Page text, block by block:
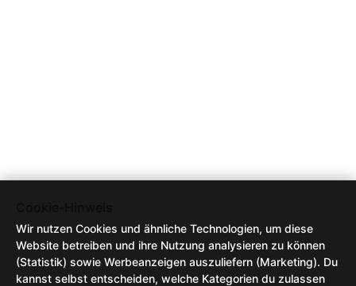
Wir nutzen Cookies und ähnliche Technologien, um diese
Website betreiben und ihre Nutzung analysieren zu können
(Statistik) sowie Werbeanzeigen auszuliefern (Marketing). Du
kannst selbst entscheiden, welche Kategorien du zulassen